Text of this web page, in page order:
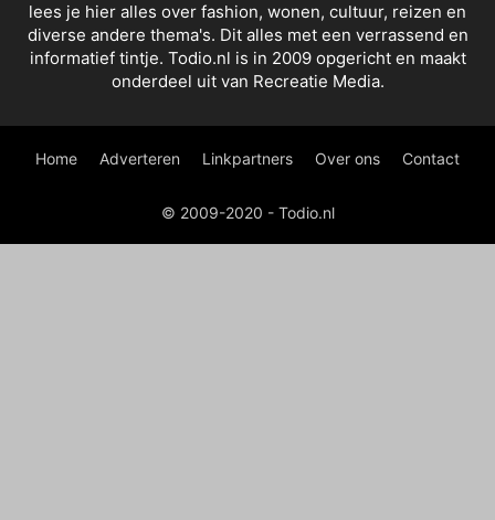
lees je hier alles over fashion, wonen, cultuur, reizen en
diverse andere thema's. Dit alles met een verrassend en
informatief tintje. Todio.nl is in 2009 opgericht en maakt
onderdeel uit van Recreatie Media.
Home Adverteren Linkpartners Over ons Contact
© 2009-2020 - Todio.nl